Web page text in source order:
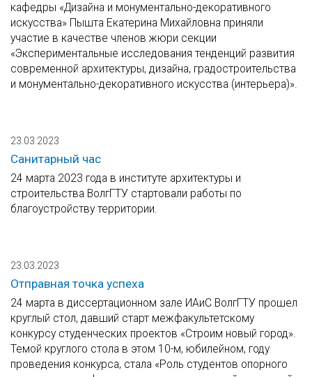
кафедры «Дизайна и монументально-декоративного
искусства» Пышта Екатерина Михайловна приняли
участие в качестве членов жюри секции
«Экспериментальные исследования тенденций развития
современной архитектуры, дизайна, градостроительства
и монументально-декоративного искусства (интерьера)».
23.03.2023
Санитарный час
24 марта 2023 года в институте архитектуры и
строительства ВолгГТУ стартовали работы по
благоустройству территории.
23.03.2023
Отправная точка успеха
24 марта в диссертационном зале ИАиС ВолгГТУ прошел
круглый стол, давший старт межфакультетскому
конкурсу студенческих проектов «Строим новый город».
Темой круглого стола в этом 10-м, юбилейном, году
проведения конкурса, стала «Роль студентов опорного